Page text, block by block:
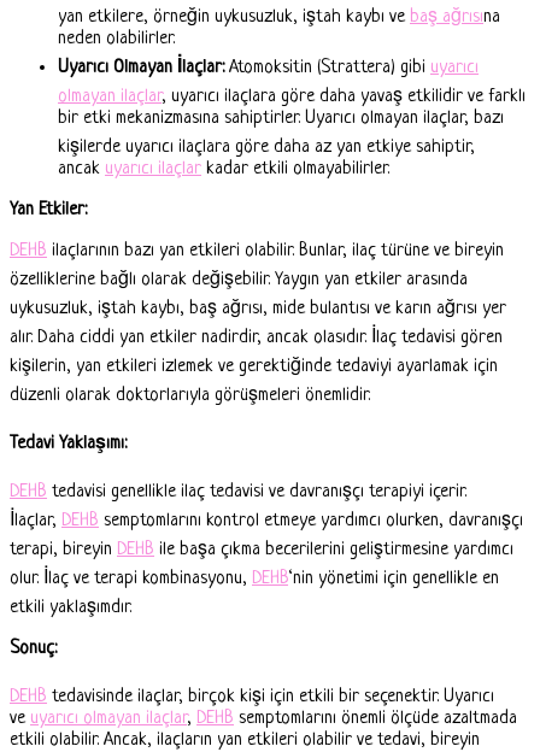
yan etkilere, örneğin uykusuzluk, iştah kaybı ve baş ağrısına
neden olabilirler.
Uyarıcı Olmayan İlaçlar:Atomoksitin (Strattera) gibi uyarıcı
olmayan ilaçlar, uyarıcı ilaçlara göre daha yavaş etkilidir ve farklı
bir etki mekanizmasına sahiptirler. Uyarıcı olmayan ilaçlar, bazı
kişilerde uyarıcı ilaçlara göre daha az yan etkiye sahiptir,
ancak uyarıcı ilaçlar kadar etkili olmayabilirler.
Yan Etkiler:
DEHB ilaçlarının bazı yan etkileri olabilir. Bunlar, ilaç türüne ve bireyin
özelliklerine bağlı olarak değişebilir. Yaygın yan etkiler arasında
uykusuzluk, iştah kaybı, baş ağrısı, mide bulantısı ve karın ağrısı yer
alır. Daha ciddi yan etkiler nadirdir, ancak olasıdır. İlaç tedavisi gören
kişilerin, yan etkileri izlemek ve gerektiğinde tedaviyi ayarlamak için
düzenli olarak doktorlarıyla görüşmeleri önemlidir.
Tedavi Yaklaşımı:
DEHB tedavisi genellikle ilaç tedavisi ve davranışçı terapiyi içerir.
İlaçlar, DEHB semptomlarını kontrol etmeye yardımcı olurken, davranışçı
terapi, bireyin DEHB ile başa çıkma becerilerini geliştirmesine yardımcı
olur. İlaç ve terapi kombinasyonu, DEHB‘nin yönetimi için genellikle en
etkili yaklaşımdır.
Sonuç:
DEHB tedavisinde ilaçlar, birçok kişi için etkili bir seçenektir. Uyarıcı
ve uyarıcı olmayan ilaçlar, DEHB semptomlarını önemli ölçüde azaltmada
etkili olabilir. Ancak, ilaçların yan etkileri olabilir ve tedavi, bireyin